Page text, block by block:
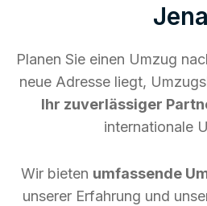
Jena
Planen Sie einen Umzug
neue Adresse liegt,
Ihr zuverlässiger
internationale
Wir bieten umfassende
unserer Erfahrung und